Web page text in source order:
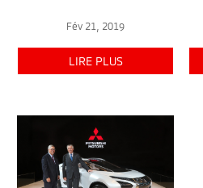
Fév 21, 2019
LIRE PLUS